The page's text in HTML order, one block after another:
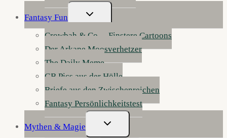
Fantasy Fun
Untermenü
Umschalten
Crowbah & Co. – Finstere Cartoons
Der Arkane Moosverhetzer
The Daily Meme
GB Pics aus der Hölle
Briefe aus den Zwischenreichen
Fantasy Persönlichkeitstest
Mythen & Magie
Untermenü
Umschalten